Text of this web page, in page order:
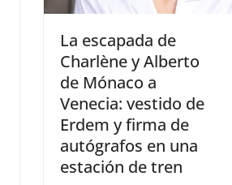
​La escapada de
Charlène y Alberto
de Mónaco a
Venecia: vestido de
Erdem y firma de
autógrafos en una
estación de tren